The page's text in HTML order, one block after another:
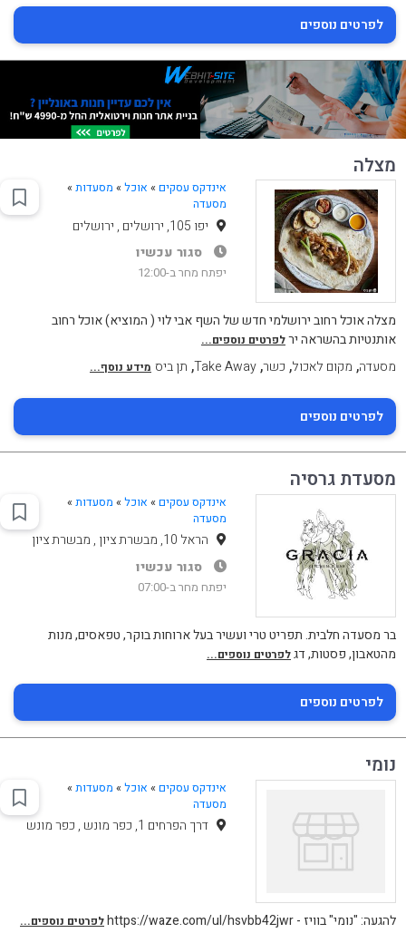
לפרטים נוספים
מצלה
אינדקס עסקים » אוכל» מסעדות»
מסעדה
יפו 105, ירושלים , ירושלים
סגור עכשיו
יפתח מחר ב-12:00
מצלה אוכל רחוב ירושלמי חדש של השף אבי לוי ( המוציא) אוכל רחוב
אותנטיות בהשראה ירלפרטים נוספים...
מסעדה, מקום לאכול, כשר,
Take Away
, תן ביס מידע נוסף...
לפרטים נוספים
מסעדת גרסיה
אינדקס עסקים » אוכל» מסעדות»
מסעדה
הראל 10, מבשרת ציון , מבשרת ציון
סגור עכשיו
יפתח מחר ב-07:00
בר מסעדה חלבית. תפריט טרי ועשיר בעל ארוחות בוקר, טפאסים, מנות
מהטאבון, פסטות, דגלפרטים נוספים...
לפרטים נוספים
נומי
אינדקס עסקים » אוכל» מסעדות»
מסעדה
דרך הפרחים 1, כפר מונש , כפר מונש
להגעה: "נומי" בוויז - https://waze.com/ul/hsvbb42jwr לפרטים נוספים...